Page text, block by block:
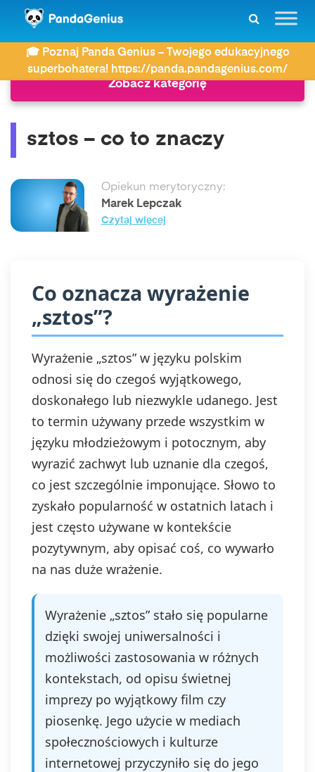
🎓 Poznaj Panda Genius – Twojego edukacyjnego
superbohatera! https://panda.pandagenius.com/
ZDAY Co to znaczy? sztos – co to znaczy
Zobacz kategorię
sztos – co to znaczy
Opiekun merytoryczny:
Marek Lepczak
Czytaj więcej
Co oznacza wyrażenie
„sztos”?
Wyrażenie „sztos” w języku polskim
odnosi się do czegoś wyjątkowego,
doskonałego lub niezwykle udanego. Jest
to termin używany przede wszystkim w
języku młodzieżowym i potocznym, aby
wyrazić zachwyt lub uznanie dla czegoś,
co jest szczególnie imponujące. Słowo to
zyskało popularność w ostatnich latach i
jest często używane w kontekście
pozytywnym, aby opisać coś, co wywarło
na nas duże wrażenie.
Wyrażenie „sztos” stało się popularne
dzięki swojej uniwersalności i
możliwości zastosowania w różnych
kontekstach, od opisu świetnej
imprezy po wyjątkowy film czy
piosenkę. Jego użycie w mediach
społecznościowych i kulturze
internetowej przyczyniło się do jego